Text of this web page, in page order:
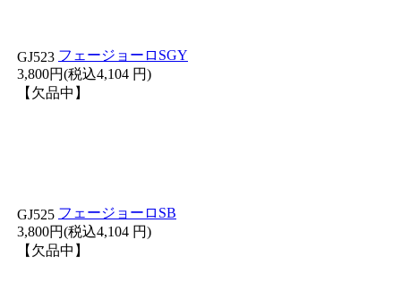
GJ523 フェージョーロSGY
3,800円(税込4,104 円)
【欠品中】
GJ525 フェージョーロSB
3,800円(税込4,104 円)
【欠品中】